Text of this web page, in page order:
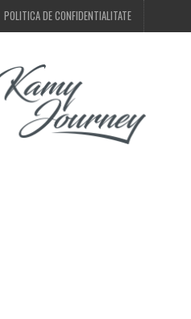
POLITICA DE CONFIDENTIALITATE